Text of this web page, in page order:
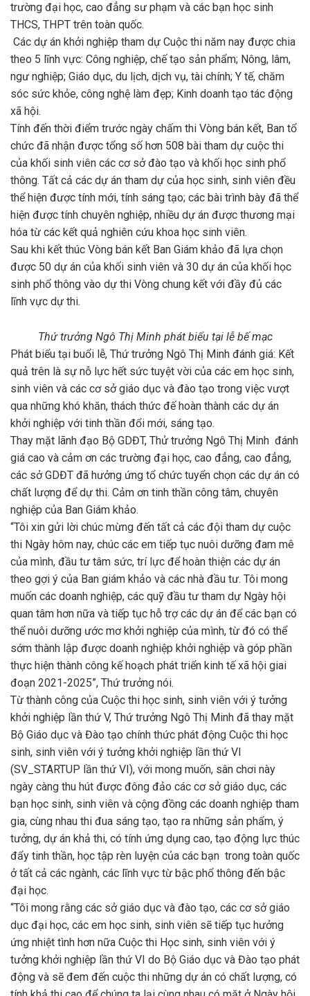
trường đại học, cao đẳng sư phạm và các bạn học sinh
THCS, THPT trên toàn quốc.
Các dự án khởi nghiệp tham dự Cuộc thi năm nay được chia
theo 5 lĩnh vực: Công nghiệp, chế tạo sản phẩm; Nông, lâm,
ngư nghiệp; Giáo dục, du lịch, dịch vụ, tài chính; Y tế, chăm
sóc sức khỏe, công nghệ làm đẹp; Kinh doanh tạo tác động
xã hội.
Tính đến thời điểm trước ngày chấm thi Vòng bán kết, Ban tổ
chức đã nhận được tổng số hơn 508 bài tham dự cuộc thi
của khối sinh viên các cơ sở đào tạo và khối học sinh phổ
thông. Tất cả các dự án tham dự của học sinh, sinh viên đều
thể hiện được tính mới, tính sáng tạo; các bài trình bày đã thể
hiện được tính chuyên nghiệp, nhiều dự án được thương mại
hóa từ các kết quả nghiên cứu khoa học sinh viên.
Sau khi kết thúc Vòng bán kết Ban Giám khảo đã lựa chọn
được 50 dự án của khối sinh viên và 30 dự án của khối học
sinh phổ thông vào dự thi Vòng chung kết với đầy đủ các
lĩnh vực dự thi.
Thứ trưởng Ngô Thị Minh phát biểu tại lễ bế mạc
Phát biểu tại buổi lễ, Thứ trưởng Ngô Thị Minh đánh giá: Kết
quả trên là sự nỗ lực hết sức tuyệt vời của các em học sinh,
sinh viên và các cơ sở giáo dục và đào tạo trong việc vượt
qua những khó khăn, thách thức đế hoàn thành các dự án
khởi nghiệp với tinh thần đổi mới, sáng tạo.
Thay mặt lãnh đạo Bộ GDĐT, Thử trưởng Ngô Thị Minh đánh
giá cao và cảm ơn các trường đại học, cao đẳng, cao đẳng,
các sở GDĐT đã hưởng ứng tổ chức tuyển chọn các dự án có
chất lượng để dự thi. Cảm ơn tinh thần công tâm, chuyên
nghiệp của Ban Giám khảo.
“Tôi xin gửi lời chúc mừng đến tất cả các đội tham dự cuộc
thi Ngày hôm nay, chúc các em tiếp tục nuôi dưỡng đam mê
của mình, đầu tư tâm sức, trí lực để hoàn thiện các dự án
theo gợi ý của Ban giám khảo và các nhà đầu tư. Tôi mong
muốn các doanh nghiệp, các quỹ đầu tư tham dự Ngày hội
quan tâm hơn nữa và tiếp tục hỗ trợ các dự án để các bạn có
thể nuôi dưỡng ước mơ khởi nghiệp của mình, từ đó có thể
sớm thành lập được doanh nghiệp khởi nghiệp và góp phần
thực hiện thành công kế hoạch phát triển kinh tế xã hội giai
đoạn 2021-2025”, Thứ trưởng nói.
Từ thành công của Cuộc thi học sinh, sinh viên với ý tưởng
khởi nghiệp lần thứ V, Thứ trưởng Ngô Thị Minh đã thay mặt
Bộ Giáo dục và Đào tạo chính thức phát động Cuộc thi học
sinh, sinh viên với ý tưởng khởi nghiệp lần thứ VI
(SV_STARTUP lần thứ VI), với mong muốn, sân chơi này
ngày càng thu hút được đông đảo các cơ sở giáo dục, các
bạn học sinh, sinh viên và cộng đồng các doanh nghiệp tham
gia, cùng nhau thi đua sáng tạo, tạo ra những sản phẩm, ý
tưởng, dự án khả thi, có tính ứng dụng cao, tạo động lực thúc
đẩy tinh thần, học tập rèn luyện của các bạn trong toàn quốc
ở tất cả các ngành, các lĩnh vực từ bậc phổ thông đến bậc
đại học.
“Tôi mong rằng các sở giáo dục và đào tạo, các cơ sở giáo
dục đại học, các em học sinh, sinh viên sẽ tiếp tục hưởng
ứng nhiệt tình hơn nữa Cuộc thi Học sinh, sinh viên với ý
tưởng khởi nghiệp lần thứ VI do Bộ Giáo dục và Đào tạo phát
động và sẽ đem đến cuộc thi những dự án có chất lượng, có